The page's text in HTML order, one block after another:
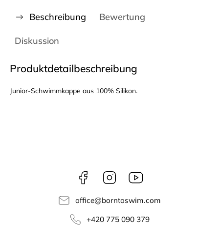
Beschreibung Bewertung
Diskussion
Produktdetailbeschreibung
Junior-Schwimmkappe aus 100% Silikon.
Facebook Instagram
office@borntoswim.com
+420 775 090 379